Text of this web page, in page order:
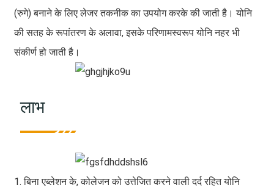
(रुगे) बनाने के लिए लेजर तकनीक का उपयोग करके की जाती है। योनि
की सतह के रूपांतरण के अलावा, इसके परिणामस्वरूप योनि नहर भी
संकीर्ण हो जाती है।
लाभ
1. बिना एब्लेशन के, कोलेजन को उत्तेजित करने वाली दर्द रहित योनि